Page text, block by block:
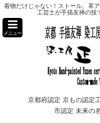
着物だけじゃない！ストール、革
工芸士が手描友禅の技
メニュー
京都府認定 京もの認定
市認定 未来の